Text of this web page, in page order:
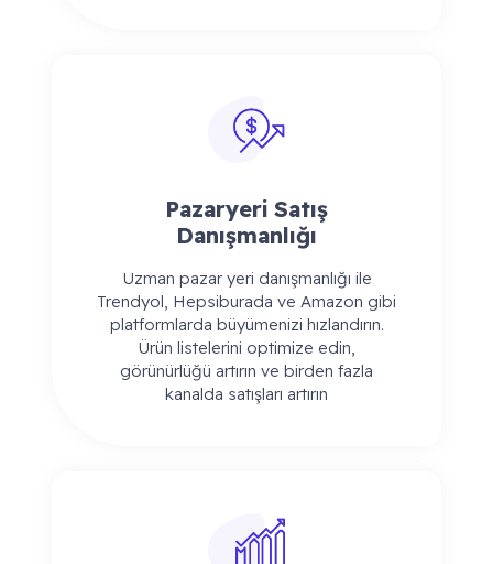
Pazaryeri Satış
Danışmanlığı
Uzman pazar yeri danışmanlığı ile
Trendyol, Hepsiburada ve Amazon gibi
platformlarda büyümenizi hızlandırın.
Ürün listelerini optimize edin,
görünürlüğü artırın ve birden fazla
kanalda satışları artırın